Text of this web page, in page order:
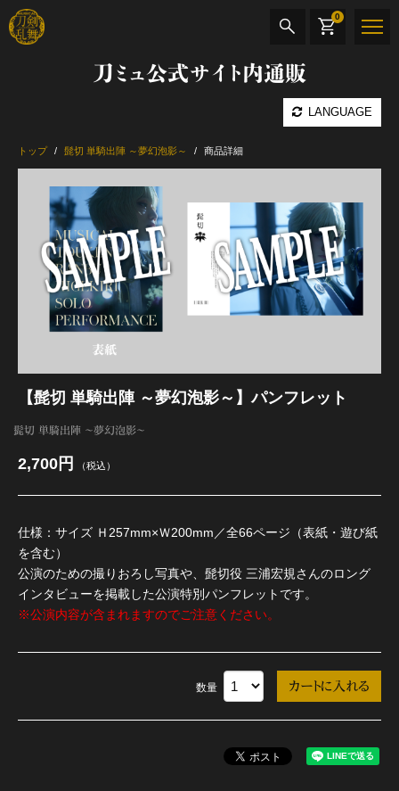
刀ミュ公式サイト内通販
LANGUAGE
0
CD・DVD
最新カテゴリー
髭切 単騎出陣 ～夢幻泡影～
トップ 髭切 単騎出陣 ～夢幻泡影～ 商品詳細
【髭切 単騎出陣 ～夢幻泡影～】パンフレット
髭切 単騎出陣 ～夢幻泡影～
2,700円 （税込）
仕様：サイズ Ｈ257mm×Ｗ200mm／全66ページ（表紙・遊び紙
を含む）
公演のための撮りおろし写真や、髭切役 三浦宏規さんのロング
インタビューを掲載した公演特別パンフレットです。
※公演内容が含まれますのでご注意ください。
数量